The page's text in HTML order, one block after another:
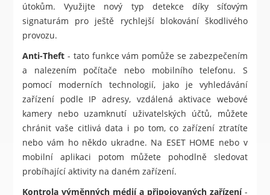
útokům. Využijte nový typ detekce díky síťovým
signaturám pro ještě rychlejší blokování škodlivého
provozu.
Anti-Theft - tato funkce vám pomůže se zabezpečením
a nalezením počítače nebo mobilního telefonu. S
pomocí moderních technologií, jako je vyhledávání
zařízení podle IP adresy, vzdálená aktivace webové
kamery nebo uzamknutí uživatelských účtů, můžete
chránit vaše citlivá data i po tom, co zařízení ztratíte
nebo vám ho někdo ukradne. Na ESET HOME nebo v
mobilní aplikaci potom můžete pohodlně sledovat
probíhající aktivity na daném zařízení.
Kontrola výměnných médií a připojovaných zařízení-